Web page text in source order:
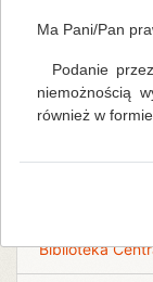
Na skróty
Biblioteka
Ma Pani/Pan
Podanie
niemożnością
również w